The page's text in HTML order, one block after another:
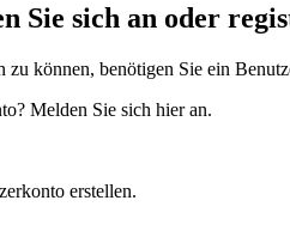
Sie sich an oder
zu können, benötigen Sie ein
Melden Sie sich hier an.
erstellen.